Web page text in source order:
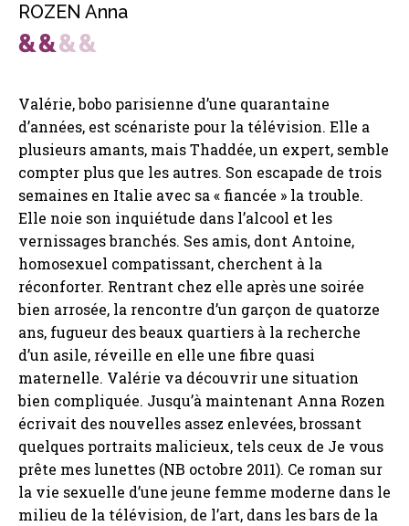
ROZEN Anna
Valérie, bobo parisienne d’une quarantaine
d’années, est scénariste pour la télévision. Elle a
plusieurs amants, mais Thaddée, un expert, semble
compter plus que les autres. Son escapade de trois
semaines en Italie avec sa « fiancée » la trouble.
Elle noie son inquiétude dans l’alcool et les
vernissages branchés. Ses amis, dont Antoine,
homosexuel compatissant, cherchent à la
réconforter. Rentrant chez elle après une soirée
bien arrosée, la rencontre d’un garçon de quatorze
ans, fugueur des beaux quartiers à la recherche
d’un asile, réveille en elle une fibre quasi
maternelle. Valérie va découvrir une situation
bien compliquée. Jusqu’à maintenant Anna Rozen
écrivait des nouvelles assez enlevées, brossant
quelques portraits malicieux, tels ceux de Je vous
prête mes lunettes (NB octobre 2011). Ce roman sur
la vie sexuelle d’une jeune femme moderne dans le
milieu de la télévision, de l’art, dans les bars de la